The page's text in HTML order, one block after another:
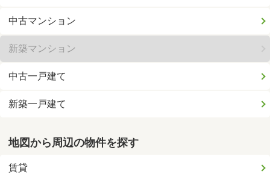
中古マンション
新築マンション
中古一戸建て
新築一戸建て
地図から周辺の物件を探す
賃貸